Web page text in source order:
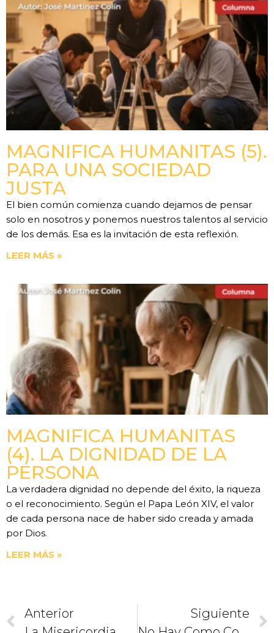
MAGNIFICA HUMANITAS (5).
PARA UNA SOCIEDAD
JUSTA
El bien común comienza cuando dejamos de pensar
solo en nosotros y ponemos nuestros talentos al servicio
de los demás. Esa es la invitación de esta reflexión.
LEER MÁS »
MAGNIFICA HUMANITAS
(4). LA DIGNIDAD DE LA
PERSONA
La verdadera dignidad no depende del éxito, la riqueza
o el reconocimiento. Según el Papa León XIV, el valor
de cada persona nace de haber sido creada y amada
por Dios.
LEER MÁS »
Anterior
Siguiente